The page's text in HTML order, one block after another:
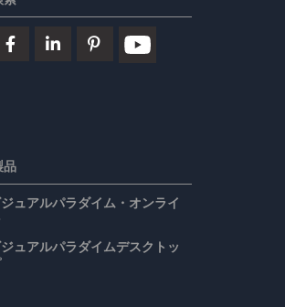
品
ュアルパラダイム・オンライ
ュアルパラダイムデスクトッ